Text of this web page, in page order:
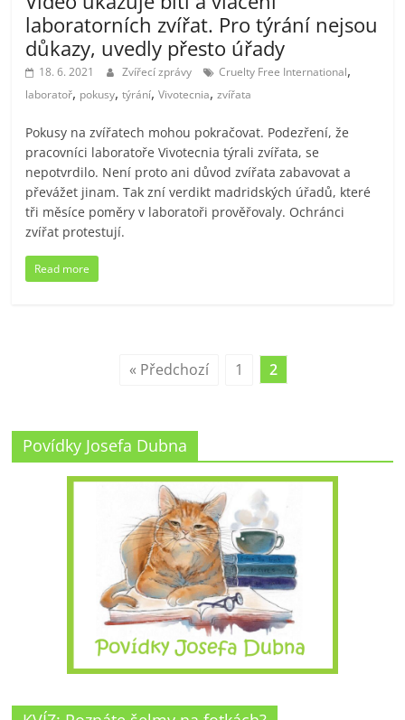
laboratorních zvířat. Pro týrání nejsou
důkazy, uvedly přesto úřady
18. 6. 2021 Zvířecí zprávy Cruelty Free International,
laboratoř, pokusy,týrání,Vivotecnia,zvířata
Pokusy na zvířatech mohou pokračovat. Podezření, že
pracovníci laboratoře Vivotecnia týrali zvířata, se
nepotvrdilo. Není proto ani důvod zvířata zabavovat a
převážet jinam. Tak zní verdikt madridských úřadů, které
tři měsíce poměry v laboratoři prověřovaly. Ochránci
zvířat protestují.
Read more
« Předchozí 1 2
Povídky Josefa Dubna